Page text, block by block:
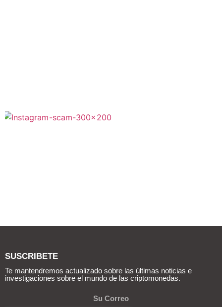
SUSCRIBETE
Te mantendremos actualizado sobre las últimas noticias e
investigaciones sobre el mundo de las criptomonedas.